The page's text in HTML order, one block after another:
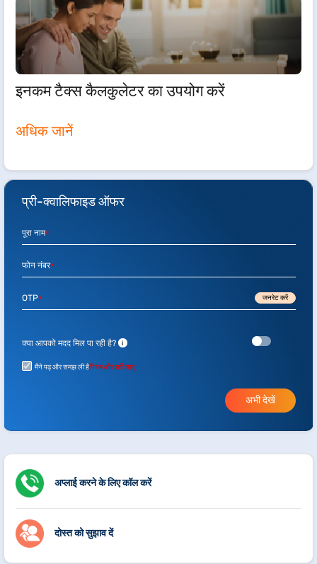
इनकम टैक्स कैलकुलेटर का उपयोग करें
अधिक जानें
प्री-क्वालिफाइड ऑफर
पूरा नाम*
फोन नंबर*
OTP* जनरेट करें
क्या आपको मदद मिल पा रही है? i
मैंने पढ़ और समझ ली हैनियम और शर्तें लागू
अभी देखें
अप्लाई करने के लिए कॉल करें
दोस्त को सुझाव दें